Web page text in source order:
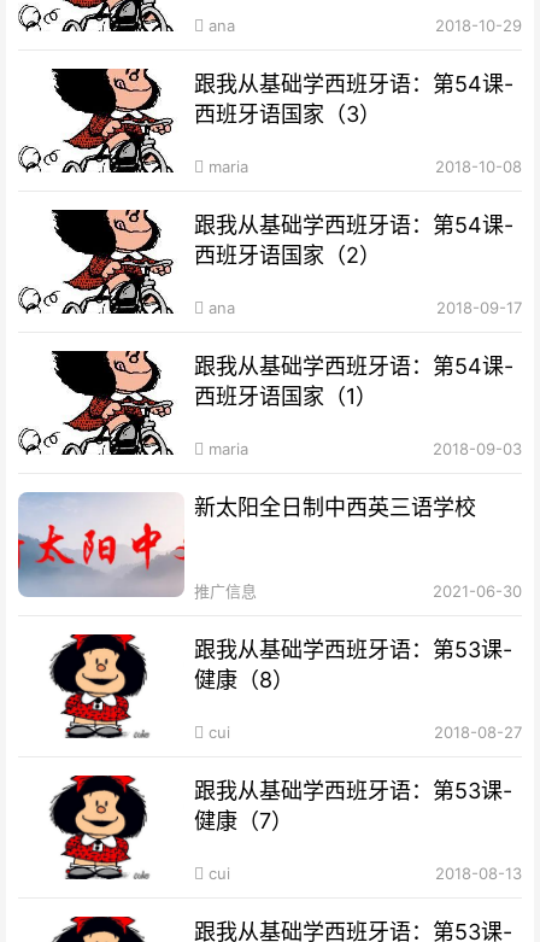
ana 2018-10-29
跟我从基础学西班牙语：第54课-
西班牙语国家（3）
maria 2018-10-08
跟我从基础学西班牙语：第54课-
西班牙语国家（2）
ana 2018-09-17
跟我从基础学西班牙语：第54课-
西班牙语国家（1）
maria 2018-09-03
新太阳全日制中西英三语学校
推广信息 2021-06-30
跟我从基础学西班牙语：第53课-
健康（8）
cui 2018-08-27
跟我从基础学西班牙语：第53课-
健康（7）
cui 2018-08-13
跟我从基础学西班牙语：第53课-